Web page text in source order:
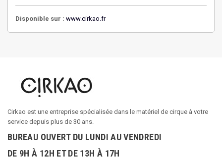
Disponible sur : www.cirkao.fr
Cirkao est une entreprise spécialisée dans le matériel de cirque à votre
service depuis plus de 30 ans.
BUREAU OUVERT DU LUNDI AU VENDREDI
DE 9H À 12H ET DE 13H À 17H